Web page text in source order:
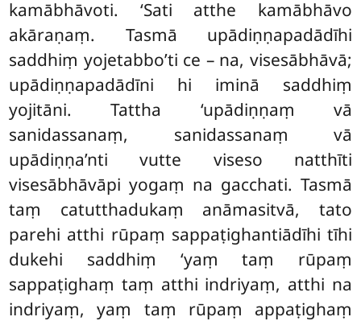
kamābhāvoti. ‘Sati atthe kamābhāvo
akāraṇaṃ. Tasmā upādiṇṇapadādīhi
saddhiṃ yojetabbo’ti ce – na, visesābhāvā;
upādiṇṇapadādīni hi iminā saddhiṃ
yojitāni. Tattha ‘upādiṇṇaṃ vā
sanidassanaṃ, sanidassanaṃ vā
upādiṇṇa’nti vutte viseso natthīti
visesābhāvāpi yogaṃ na gacchati. Tasmā
taṃ catutthadukaṃ anāmasitvā, tato
parehi atthi rūpaṃ sappaṭighantiādīhi tīhi
dukehi saddhiṃ ‘yaṃtaṃ rūpaṃ
sappaṭighaṃ taṃ atthi indriyaṃ, atthi na
indriyaṃ, yaṃ taṃ rūpaṃ appaṭighaṃ